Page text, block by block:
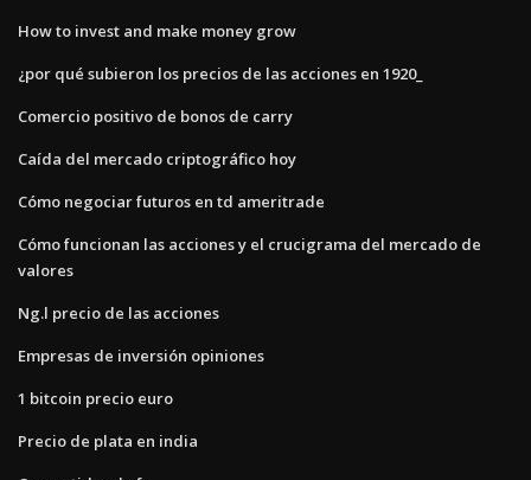
How to invest and make money grow
¿por qué subieron los precios de las acciones en 1920_
Comercio positivo de bonos de carry
Caída del mercado criptográfico hoy
Cómo negociar futuros en td ameritrade
Cómo funcionan las acciones y el crucigrama del mercado de
valores
Ng.l precio de las acciones
Empresas de inversión opiniones
1 bitcoin precio euro
Precio de plata en india